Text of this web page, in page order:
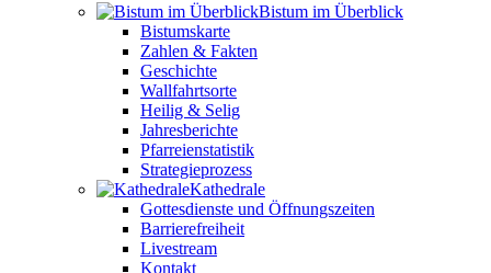
Bistum im Überblick
Bistumskarte
Zahlen & Fakten
Geschichte
Wallfahrtsorte
Heilig & Selig
Jahresberichte
Pfarreienstatistik
Strategieprozess
Kathedrale
Gottesdienste und Öffnungszeiten
Barrierefreiheit
Livestream
Kontakt